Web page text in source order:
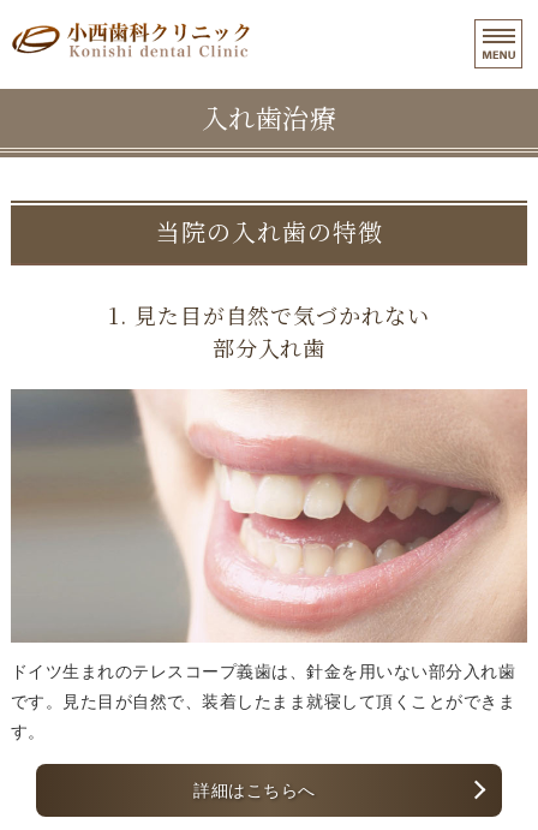
和歌山市東長町｜小西歯科クリ
インプラント治療
入れ歯治療
当院の入れ歯の特徴
1. 見た目が自然で気づかれない
部分入れ歯
ドイツ生まれのテレスコープ義歯は、針金を用いない部分入れ歯
です。見た目が自然で、装着したまま就寝して頂くことができま
す。
詳細はこちらへ